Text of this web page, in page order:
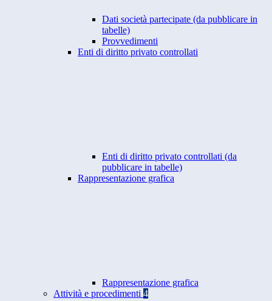
Dati società partecipate (da pubblicare in
tabelle)
Provvedimenti
Enti di diritto privato controllati
Enti di diritto privato controllati (da
pubblicare in tabelle)
Rappresentazione grafica
Rappresentazione grafica
Attività e procedimenti 4